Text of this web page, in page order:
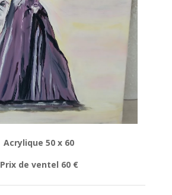
Acrylique 50 x 60
Prix de ventel 60 €